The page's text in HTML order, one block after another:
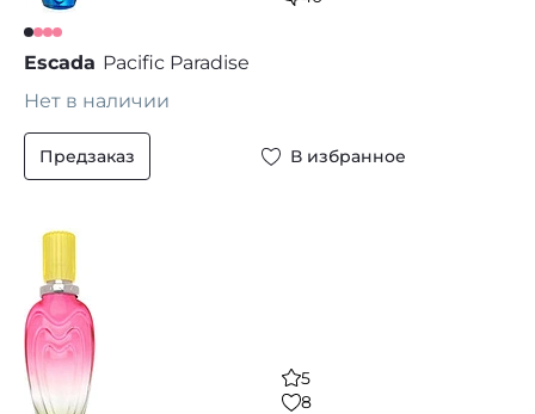
Escada Pacific Paradise
Нет в наличии
Предзаказ В избранное
5
8